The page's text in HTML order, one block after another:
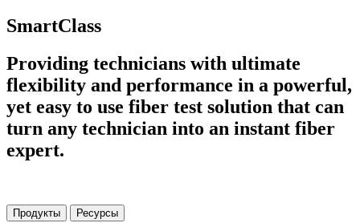
SmartClass
Providing technicians with ultimate
flexibility and performance in a powerful,
yet easy to use fiber test solution that can
turn any technician into an instant fiber
expert.
Продукты Ресурсы